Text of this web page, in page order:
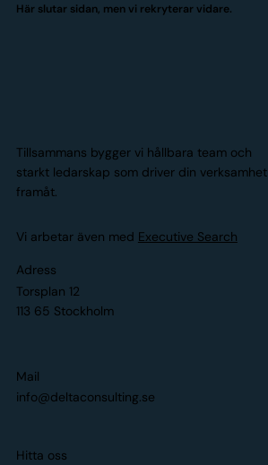
Här slutar sidan, men vi rekryterar vidare.
Tillsammans bygger vi hållbara team och
starkt ledarskap som driver din verksamhet
framåt.
Vi arbetar även med Executive Search
Adress
Torsplan 12
113 65 Stockholm
Mail
info@deltaconsulting.se
Hitta oss